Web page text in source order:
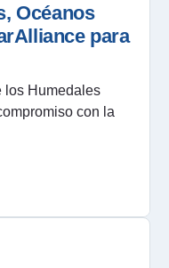
Océanos
para
los Humedales
con la